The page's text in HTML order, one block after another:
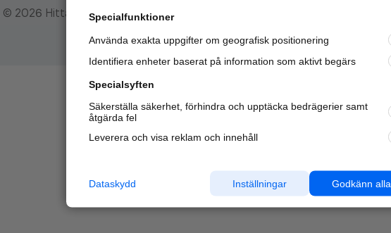
© 2026 Hitta.se Specialfunktioner
Använda exakta uppgifter om geografisk positionering
Identifiera enheter baserat på information som aktivt begärs
Specialsyften
Säkerställa säkerhet, förhindra och upptäcka bedrägerier samt
åtgärda fel
Leverera och visa reklam och innehåll
Godkänn alla
Inställningar
Dataskydd